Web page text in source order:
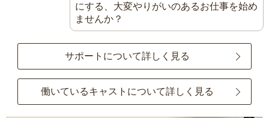
にする、大変やりがいのあるお仕事を始め
ませんか？
サポートについて詳しく見る
働いているキャストについて詳しく見る